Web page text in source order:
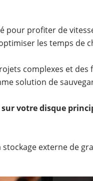
pour profiter de
les temps de
complexes et des
solution de
sur votre disque
externe de